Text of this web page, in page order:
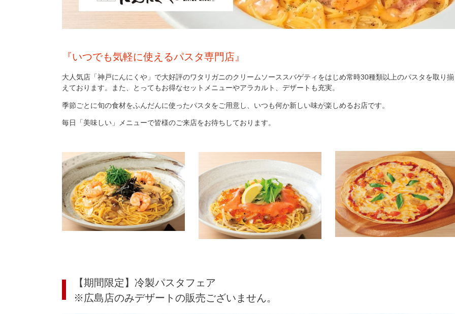
『いつでも気軽に使えるパスタ専門店』
大人気店「神戸にんにくや」で大好評のワタリガニのクリームソーススバゲティをはじめ常時30種類以上のパスタを取り揃
えております。また、とってもお得なセットメニューやアラカルト、デザートも充実。
季節ごとに旬の食材をふんだんに使ったパスタをご用意し、いつも何か新しい味が楽しめるお店です。
毎日「美味しい」メニューで皆様のご来店をお待ちしております。
【期間限定】冷製パスタフェア
※広島店のみデザートの販売ございません。